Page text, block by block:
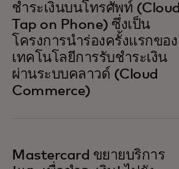
ชำระเงินบนโทรศัพท์ (Cloud
Tap on Phone) ซึ่งเป็น
โครงการนำร่องครั้งแรกของ
เทคโนโลยีการรับชำระเงิน
ผ่านระบบคลาวด์ (Cloud
Commerce)
Mastercard ขยายบริการ